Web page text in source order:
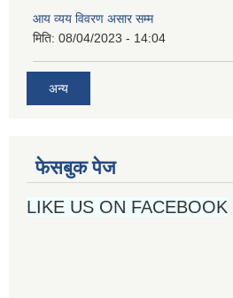
आय व्यय विवरण असार सम्म
मिति: 08/04/2023 - 14:04
अन्य
फेसबुक पेज
LIKE US ON FACEBOOK